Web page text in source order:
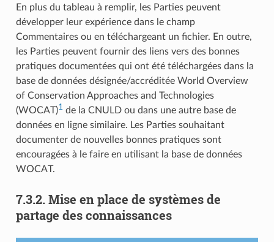
En plus du tableau à remplir, les Parties peuvent
développer leur expérience dans le champ
Commentaires ou en téléchargeant un fichier. En outre,
les Parties peuvent fournir des liens vers des bonnes
pratiques documentées qui ont été téléchargées dans la
base de données désignée/accréditée World Overview
of Conservation Approaches and Technologies
(WOCAT)1de la CNULD ou dans une autre base de
données en ligne similaire. Les Parties souhaitant
documenter de nouvelles bonnes pratiques sont
encouragées à le faire en utilisant la base de données
WOCAT.
7.3.2. Mise en place de systèmes de
partage des connaissances